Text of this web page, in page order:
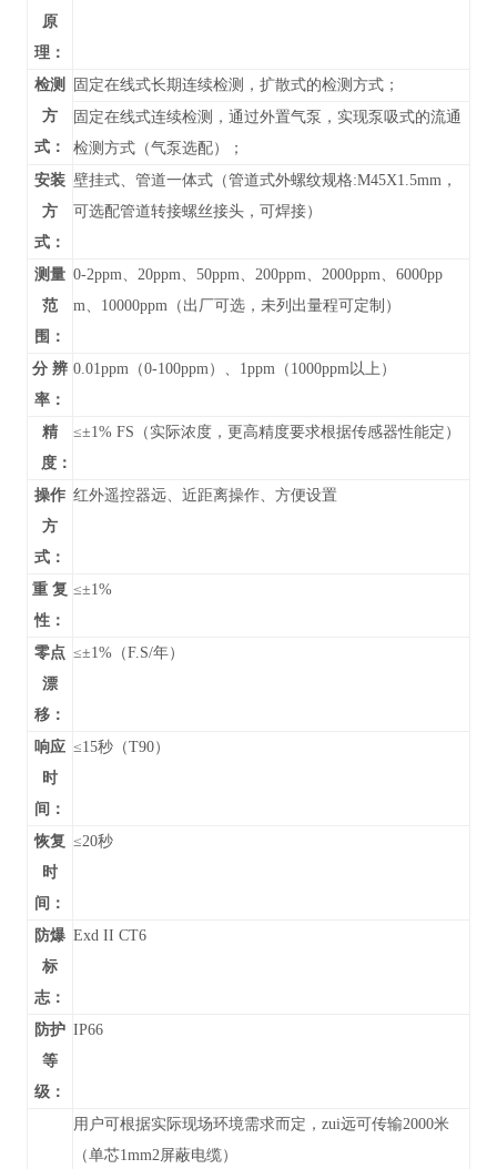
原
理：
检测
方
式：
固定在线式长期连续检测，扩散式的检测方式；
固定在线式连续检测，通过外置气泵，实现泵吸式的流通
检测方式（气泵选配）；
安装
方
式：
壁挂式、管道一体式（管道式外螺纹规格:M45X1.5mm，
可选配管道转接螺丝接头，可焊接）
测量
范
围：
0-2ppm、20ppm、50ppm、200ppm、2000ppm、6000pp
m、10000ppm（ 出厂可选，未列出量程可定制）
分 辨
率：
0.01ppm（0-100ppm）、1ppm（1000ppm以上）
精
度：
≤±1% FS（实际浓度，更高精度要求根据传感器性能定）
操作
方
式：
红外遥控器远、近距离操作、方便设置
重 复
性：
≤±1%
零点
漂
移：
≤±1%（F.S/年）
响应
时
间：
≤15秒（T90）
恢复
时
间：
≤20秒
防爆
标
志：
Exd II CT6
防护
等
级：
IP66
用户可根据实际现场环境需求而定，zui远可传输2000米
（单芯1mm2屏蔽电缆）